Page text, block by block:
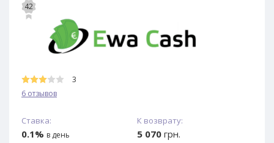
42
3
6 отзывов
Ставка:
0.1% в день
К возврату:
5 070 грн.